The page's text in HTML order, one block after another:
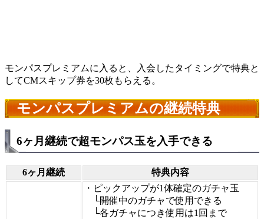
モンパスプレミアムに入ると、入会したタイミングで特典と
してCMスキップ券を30枚もらえる。
モンパスプレミアムの継続特典
6ヶ月継続で超モンパス玉を入手できる
6ヶ月継続
特典内容
・ピックアップが1体確定のガチャ玉
└開催中のガチャで使用できる
└各ガチャにつき使用は1回まで